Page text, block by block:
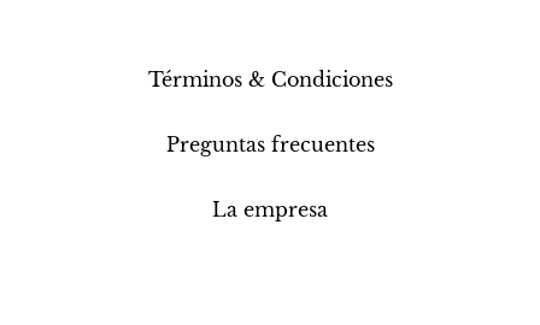
Términos & Condiciones
Preguntas frecuentes
La empresa